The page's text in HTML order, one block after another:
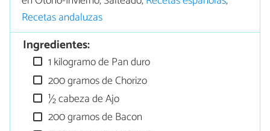
Recetas andaluzas
Ingredientes:
1 kilogramo de Pan duro
200 gramos de Chorizo
½ cabeza de Ajo
200 gramos de Bacon